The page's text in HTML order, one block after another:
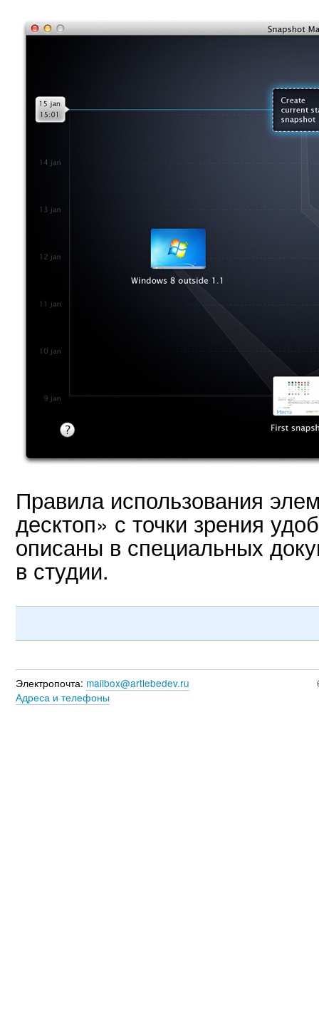
Правила использования
десктоп» с точки зрения
описаны в специальных
в студии.
Электропочта: mailbox@artlebedev.ru
Адреса и телефоны